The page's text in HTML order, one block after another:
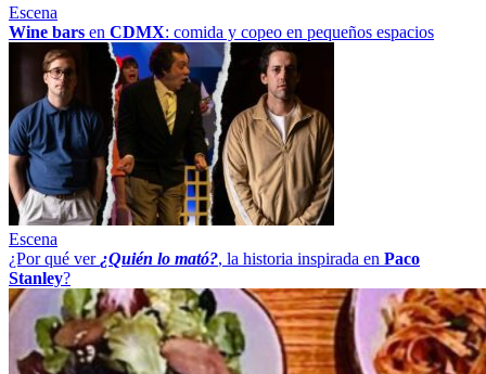
Escena
Wine bars en CDMX: comida y copeo en pequeños espacios
Escena
¿Por qué ver ¿Quién lo mató?, la historia inspirada en Paco
Stanley?